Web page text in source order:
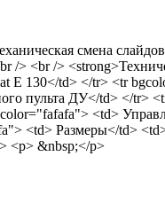
смена
/> <br />
E 130</td> </tr> <tr
пульта ДУ</td> </tr>
<td>
<td> Размеры</td>
<p> &nbsp;</p>